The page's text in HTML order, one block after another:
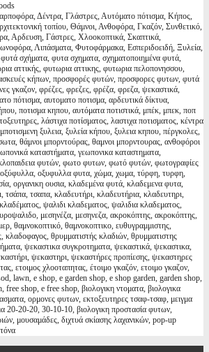
Δέντρα, Γλάστρες, Αυτόματο πότισμα, Κήπος,
τοπίου, Θάμνοι, Ανθοφόρα, Γκαζόν, Συνθετικό,
Αρδευση, Γάστρες, Χλοοκοπτικά, Σκαπτικά,
Λιπάσματα, Φυτοφάρμακα, Εσπεριδοειδή, Ξυλεία,
φυτά σχήματα, φυτα σχηματα, σχηματοποιημένα φυτά,
αττικής, φυτωρια αττικης, φυτωρια πελοπονησσου,
κήπων, προσφορές φυτών, προσφορες φυτων, φυτά
γκαζον, φρέζες, φρεζες, φρέζα, φρεζα, ψεκαστικά,
πότισμα, αυτοματο ποτισμα, αρδευτικά δίκτυα,
ποτισμα κηπου, αυτόματα ποτιστικά, μπέκ, μπεκ, ποπ
λάστιχα ποτίσματος, λαστιχα ποτισματος, κέντρα
ξυλεια, ξυλεία κήπου, ξυλεια κηπου, πέργκολες,
θάμνοι μπορντούρας, θαμνοι μπορντουρας, ανθοφόροι
καταστήματα, γεωπονικα καταστηματα,
φυτών, φωτο φυτων, φωτό φυτών, φωτογραφίες
οξυφυλλα φυτα, χώμα, χωμα, τύρφη, τυρφη,
οργανικη ουσια, κλαδεμένα φυτά, κλαδεμενα φυτα,
τσάπα, τσαπα, κλαδευτήρι, κλαδευτήρια, κλαδευτηρι,
ψαλιδι κλαδεματος, ψαλιδια κλαδεματος,
μεσηνέζα, μεσηνεζα, ακροκόπτης, ακροκόπτης,
θαμνοκοπτικό, θαμνοκοπτικο, ευθυγραμμιστης,
κλαδοφαγος, θρυμματιστής κλαδιών, θρυμματιστης
ψεκαστικα συγκροτηματα, ψεκαστικά, ψεκαστικα,
ψεκαστηρι, ψεκαστήρες προπίεσης, ψεκαστηρες
ετοιμος χλοοταπητας, έτοιμο γκαζόν, ετοιμο γκαζον,
lawn, e shop, e garden shop, e shop garden, garden shop,
shop, e free shop, βιολογικη ντοματα, βιολογικα
ορμονες φυτων, εκτοξευτηρες τσαφ-τσαφ, μειγμα
20-20-20, 30-10-10, βιολογικη προστασία φυτων,
μουσαμάδες, διχτυά σκίασης λαχανικών, pop-up